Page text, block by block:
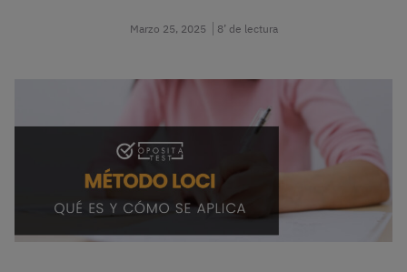
Marzo 25, 2025 8’ de lectura